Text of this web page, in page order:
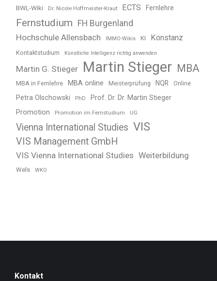
BWL-Wiki Dr. Nicole Hoffmeister-Kraut ECTS Fernlehre
Fernstudium
FH Burgenland
Hochschule Allensbach
IMMO-Wikis KI Konstanz
Kontaktstudium Künstliche Intelligenz richtig anwenden
Martin G. Stieger Martin Stieger MBA
MBA in Fernlehre MBA online Meisterprüfung NQR Online
Petra Olschowski PhD Prof. Dr. Dr. Martin Stieger
Promotion Promotion im Fernstudium UG
Vienna International Studies VIS
VIS Management GmbH
VIS Vienna International Studies Weiterbildung
Wels WKO
Kontakt